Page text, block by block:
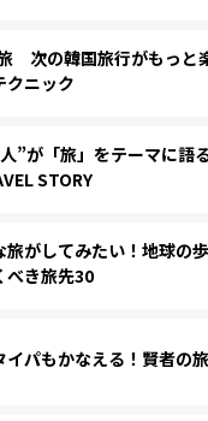
次の韓国旅行がもっと
クニック
”が「旅」をテーマに語
STORY
旅がしてみたい！地球の
べき旅先30
イパもかなえる！賢者の